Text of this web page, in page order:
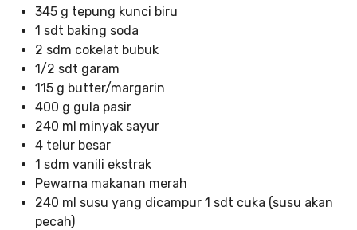
345 g tepung kunci biru
1 sdt baking soda
2 sdm cokelat bubuk
1/2 sdt garam
115 g butter/margarin
400 g gula pasir
240 ml minyak sayur
4 telur besar
1 sdm vanili ekstrak
Pewarna makanan merah
240 ml susu yang dicampur 1 sdt cuka (susu akan
pecah)